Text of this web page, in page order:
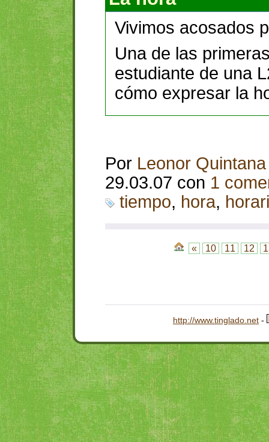
Vivimos acosados
Una de las
estudiante de una
cómo expresar la
Por Leonor Quintana
29.03.07 con 1
tiempo, hora,
« 10 11 12
http://www.tinglado.net -